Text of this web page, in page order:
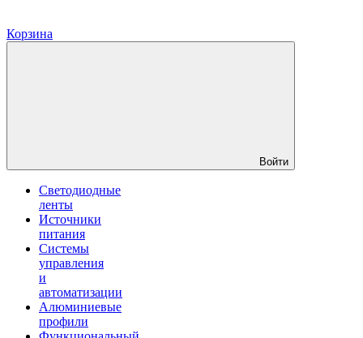
Корзина
Войти
Светодиодные
ленты
Источники
питания
Системы
управления
и
автоматизации
Алюминиевые
профили